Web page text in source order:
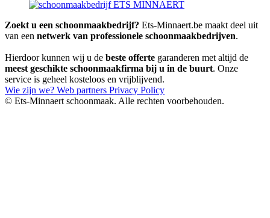
Zoekt u een schoonmaakbedrijf? Ets-Minnaert.be maakt deel uit
van een netwerk van professionele schoonmaakbedrijven.
Hierdoor kunnen wij u de beste offerte garanderen met altijd de
meest geschikte schoonmaakfirma bij u in de buurt. Onze
service is geheel kosteloos en vrijblijvend.
Wie zijn we? Web partners Privacy Policy
© Ets-Minnaert schoonmaak. Alle rechten voorbehouden.